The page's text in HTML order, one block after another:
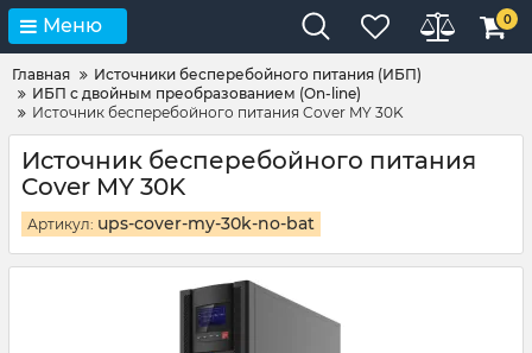
Меню 0
Главная
Источники бесперебойного питания (ИБП)
ИБП с двойным преобразованием (On-line)
Источник бесперебойного питания Cover MY 30K
Источник бесперебойного питания
Cover MY 30K
Артикул: ups-cover-my-30k-no-bat